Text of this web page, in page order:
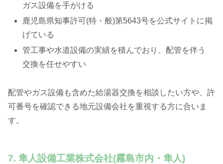
ガス設備を手がける
鹿児島県知事許可(特・般)第5643号を公式サイトに掲
げている
管工事や水道設備の実績を積んでおり、配管を伴う
交換を任せやすい
配管やガス設備も含めた給湯器交換を相談したい方や、許
可番号を確認できる地元設備会社を重視する方に合いま
す。
7. 隼人設備工業株式会社(霧島市内・隼人)